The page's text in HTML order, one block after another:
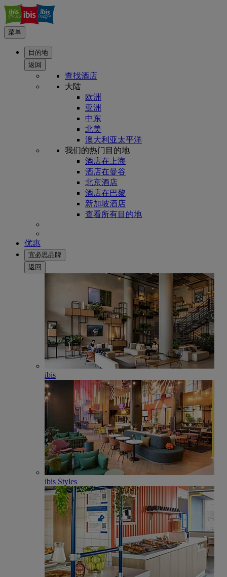
菜单
目的地
返回
查找酒店
大陆
欧洲
亚洲
中东
北美
澳大利亚太平洋
我们的热门目的地
酒店在上海
酒店在曼谷
北京酒店
酒店在巴黎
新加坡酒店
查看所有目的地
优惠
宜必思品牌
返回
ibis
ibis Styles